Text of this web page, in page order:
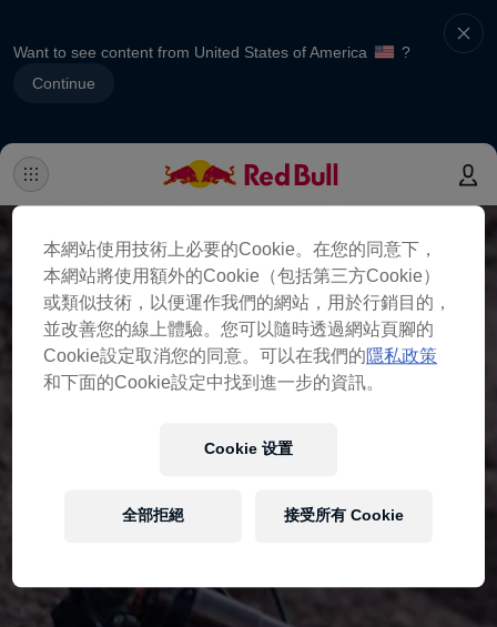
Want to see content from United States of America
?
Continue
本網站使用技術上必要的Cookie。在您的同意下，
本網站將使用額外的Cookie（包括第三方Cookie）
或類似技術，以便運作我們的網站，用於行銷目的，
並改善您的線上體驗。您可以隨時透過網站頁腳的
Cookie設定取消您的同意。可以在我們的隱私政策
和下面的Cookie設定中找到進一步的資訊。
Cookie 设置
全部拒絕 接受所有 Cookie